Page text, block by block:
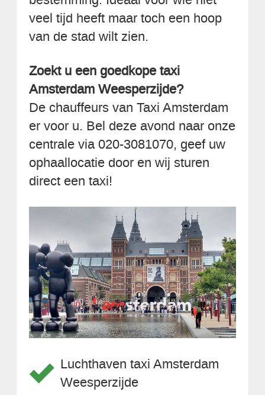
veel tijd heeft maar toch een hoop
van de stad wilt zien.
Zoekt u een goedkope taxi
Amsterdam Weesperzijde?
De chauffeurs van Taxi Amsterdam
er voor u. Bel deze avond naar onze
centrale via 020-3081070, geef uw
ophaallocatie door en wij sturen
direct een taxi!
Luchthaven taxi Amsterdam
Weesperzijde